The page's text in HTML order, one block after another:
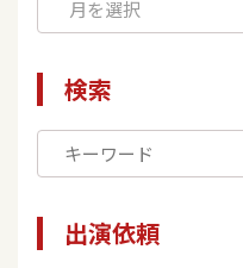
検索
出演依頼